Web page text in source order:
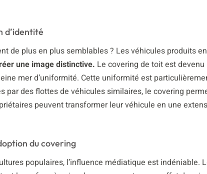
d’identité
de plus en plus semblables ? Les véhicules produits
une image distinctive. Le covering de toit est
mer d’uniformité. Cette uniformité est
par des flottes de véhicules similaires, le covering
peuvent transformer leur véhicule en une
du covering
populaires, l’influence médiatique est indéniable.